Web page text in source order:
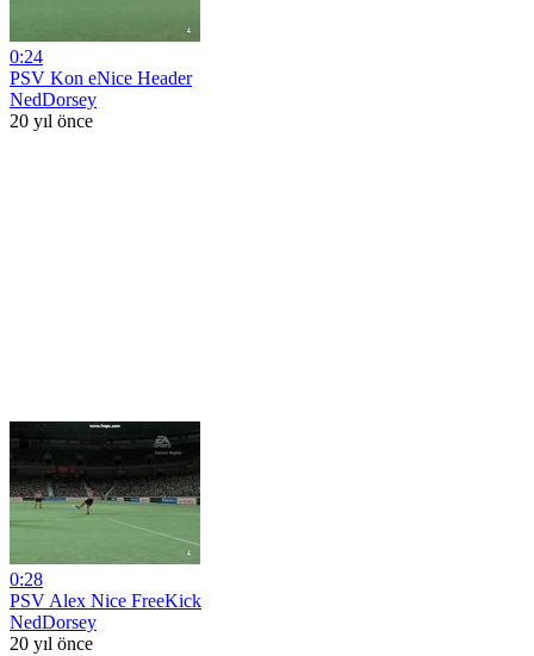
0:24
PSV Kon eNice Header
NedDorsey
20 yıl önce
0:28
PSV Alex Nice FreeKick
NedDorsey
20 yıl önce